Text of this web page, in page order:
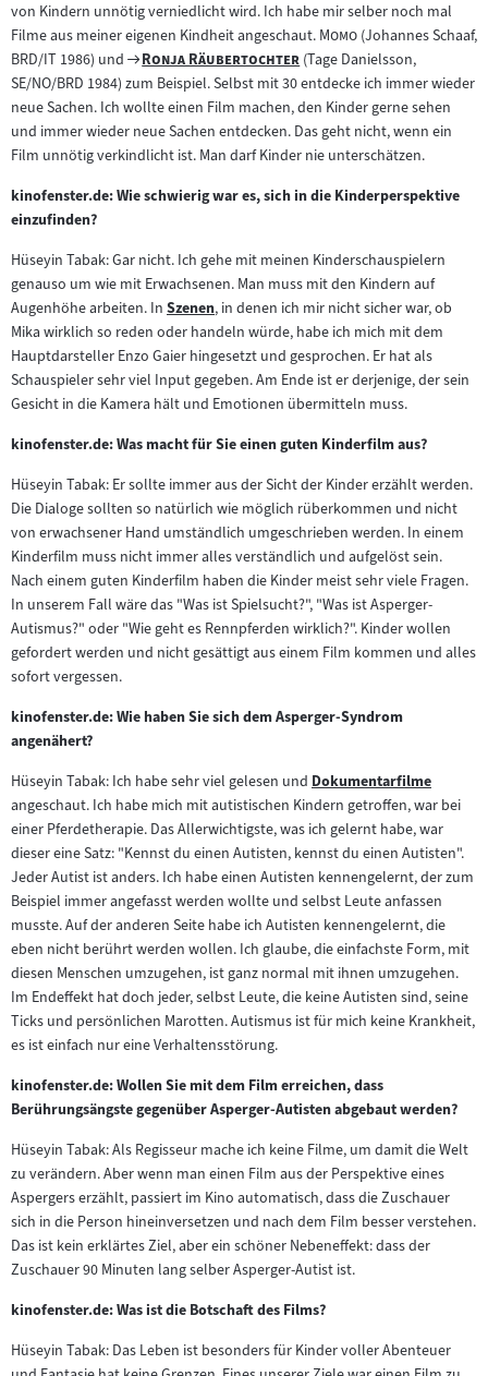
von Kindern unnötig verniedlicht wird. Ich habe mir selber noch mal
Filme aus meiner eigenen Kindheit angeschaut. "Momo"(Johannes Schaaf,
BRD/IT 1986) und
Zum
Filmarchiv:
"
Ronja Räubertochter"(Tage Danielsson,
SE/NO/BRD 1984) zum Beispiel. Selbst mit 30 entdecke ich immer wieder
neue Sachen. Ich wollte einen Film machen, den Kinder gerne sehen
und immer wieder neue Sachen entdecken. Das geht nicht, wenn ein
Film unnötig verkindlicht ist. Man darf Kinder nie unterschätzen.
kinofenster.de: Wie schwierig war es, sich in die Kinderperspektive
einzufinden?
Hüseyin Tabak: Gar nicht. Ich gehe mit meinen Kinderschauspielern
genauso um wie mit Erwachsenen. Man muss mit den Kindern auf
Augenhöhe arbeiten. In Zum
Inhalt:
Szenen, in denen ich mir nicht sicher war, ob
Mika wirklich so reden oder handeln würde, habe ich mich mit dem
Hauptdarsteller Enzo Gaier hingesetzt und gesprochen. Er hat als
Schauspieler sehr viel Input gegeben. Am Ende ist er derjenige, der sein
Gesicht in die Kamera hält und Emotionen übermitteln muss.
kinofenster.de: Was macht für Sie einen guten Kinderfilm aus?
Hüseyin Tabak: Er sollte immer aus der Sicht der Kinder erzählt werden.
Die Dialoge sollten so natürlich wie möglich rüberkommen und nicht
von erwachsener Hand umständlich umgeschrieben werden. In einem
Kinderfilm muss nicht immer alles verständlich und aufgelöst sein.
Nach einem guten Kinderfilm haben die Kinder meist sehr viele Fragen.
In unserem Fall wäre das "Was ist Spielsucht?", "Was ist Asperger-
Autismus?" oder "Wie geht es Rennpferden wirklich?". Kinder wollen
gefordert werden und nicht gesättigt aus einem Film kommen und alles
sofort vergessen.
kinofenster.de: Wie haben Sie sich dem Asperger-Syndrom
angenähert?
Hüseyin Tabak: Ich habe sehr viel gelesen und Zum
Inhalt:
Dokumentarfilme
angeschaut. Ich habe mich mit autistischen Kindern getroffen, war bei
einer Pferdetherapie. Das Allerwichtigste, was ich gelernt habe, war
dieser eine Satz: "Kennst du einen Autisten, kennst du einen Autisten".
Jeder Autist ist anders. Ich habe einen Autisten kennengelernt, der zum
Beispiel immer angefasst werden wollte und selbst Leute anfassen
musste. Auf der anderen Seite habe ich Autisten kennengelernt, die
eben nicht berührt werden wollen. Ich glaube, die einfachste Form, mit
diesen Menschen umzugehen, ist ganz normal mit ihnen umzugehen.
Im Endeffekt hat doch jeder, selbst Leute, die keine Autisten sind, seine
Ticks und persönlichen Marotten. Autismus ist für mich keine Krankheit,
es ist einfach nur eine Verhaltensstörung.
kinofenster.de: Wollen Sie mit dem Film erreichen, dass
Berührungsängste gegenüber Asperger-Autisten abgebaut werden?
Hüseyin Tabak: Als Regisseur mache ich keine Filme, um damit die Welt
zu verändern. Aber wenn man einen Film aus der Perspektive eines
Aspergers erzählt, passiert im Kino automatisch, dass die Zuschauer
sich in die Person hineinversetzen und nach dem Film besser verstehen.
Das ist kein erklärtes Ziel, aber ein schöner Nebeneffekt: dass der
Zuschauer 90 Minuten lang selber Asperger-Autist ist.
kinofenster.de: Was ist die Botschaft des Films?
Hüseyin Tabak: Das Leben ist besonders für Kinder voller Abenteuer